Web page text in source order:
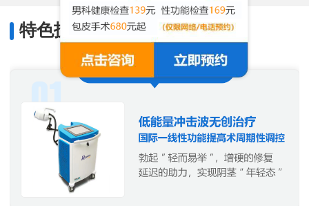
特色技术/Characteristic